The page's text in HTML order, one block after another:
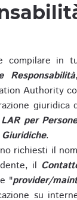
compilare in
Responsabilità
Authority
giuridica
LAR per
.
richiesti il
il
"provider/
su